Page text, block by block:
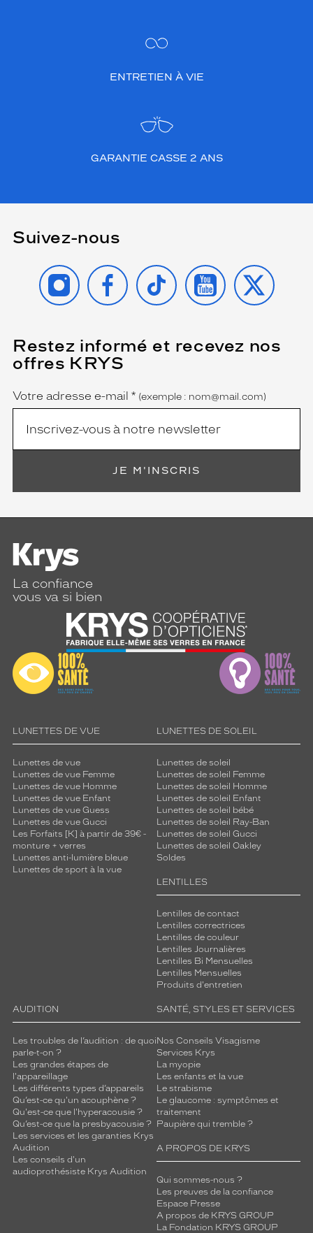
ENTRETIEN À VIE
GARANTIE CASSE 2 ANS
Suivez-nous
INSTAGRAMFACEBOOK
TIKTOK YOUTUBE
X
Restez informé et recevez nos
offres KRYS
Name
Votre adresse e-mail *
(Ce
champ
est
obligatoire)
(exemple : nom@mail.com)
JE M'INSCRIS
La confiance
vous va si bien
LUNETTES DE VUE
Lunettes de vue
Lunettes de vue Femme
Lunettes de vue Homme
Lunettes de vue Enfant
Lunettes de vue Guess
Lunettes de vue Gucci
Les Forfaits [K] à partir de 39€ -
monture + verres
Lunettes anti-lumière bleue
Lunettes de sport à la vue
LUNETTES DE SOLEIL
Lunettes de soleil
Lunettes de soleil Femme
Lunettes de soleil Homme
Lunettes de soleil Enfant
Lunettes de soleil bébé
Lunettes de soleil Ray-Ban
Lunettes de soleil Gucci
Lunettes de soleil Oakley
Soldes
LENTILLES
Lentilles de contact
Lentilles correctrices
Lentilles de couleur
Lentilles Journalières
Lentilles Bi Mensuelles
Lentilles Mensuelles
Produits d'entretien
AUDITION
Les troubles de l’audition : de quoi
parle-t-on ?
Les grandes étapes de
l'appareillage
Les différents types d’appareils
Qu’est-ce qu'un acouphène ?
Qu'est-ce que l'hyperacousie ?
Qu’est-ce que la presbyacousie ?
Les services et les garanties Krys
Audition
Les conseils d'un
audioprothésiste Krys Audition
SANTÉ, STYLES ET SERVICES
Nos Conseils Visagisme
Services Krys
La myopie
Les enfants et la vue
Le strabisme
Le glaucome : symptômes et
traitement
Paupière qui tremble ?
A PROPOS DE KRYS
Qui sommes-nous ?
Les preuves de la confiance
Espace Presse
A propos de KRYS GROUP
La Fondation KRYS GROUP